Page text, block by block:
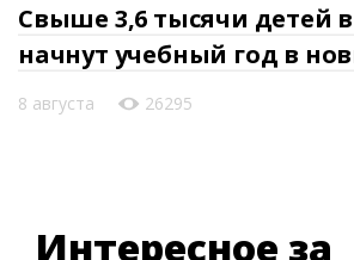
Свыше 3,6 тысячи детей
начнут учебный год в
8 августа 26295
Интересное за